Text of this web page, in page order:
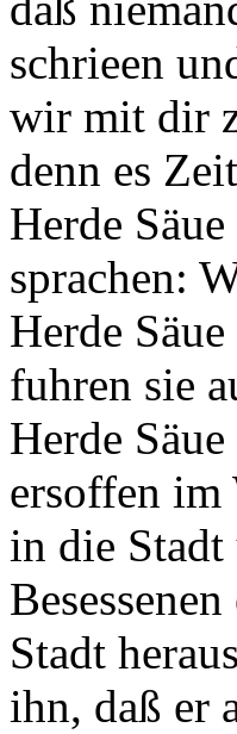
schrieen
wir mit dir
denn es
Herde
sprachen:
Herde
fuhren sie
Herde
ersoffen im
in die Stadt
Stadt
ihn, daß er